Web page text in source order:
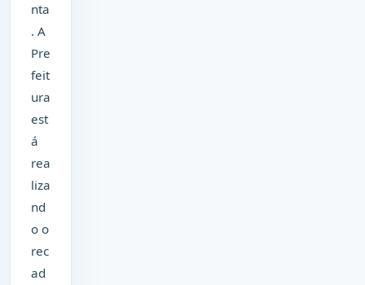
nta
. A
Pre
feit
ura
est
á
rea
liza
nd
o o
rec
ad